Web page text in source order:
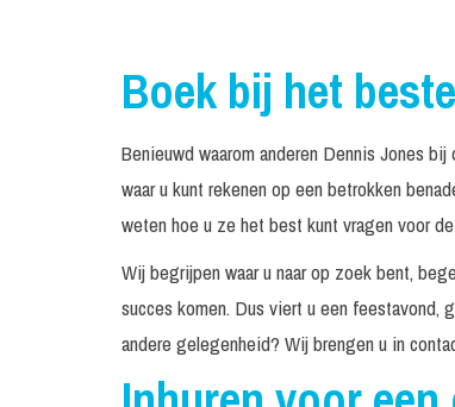
Boek bij het
Benieuwd waarom anderen Dennis Jones
waar u kunt rekenen op een betrokken
weten hoe u ze het best kunt vragen voor
Wij begrijpen waar u naar op zoek bent,
succes komen. Dus viert u een
andere gelegenheid? Wij brengen u in